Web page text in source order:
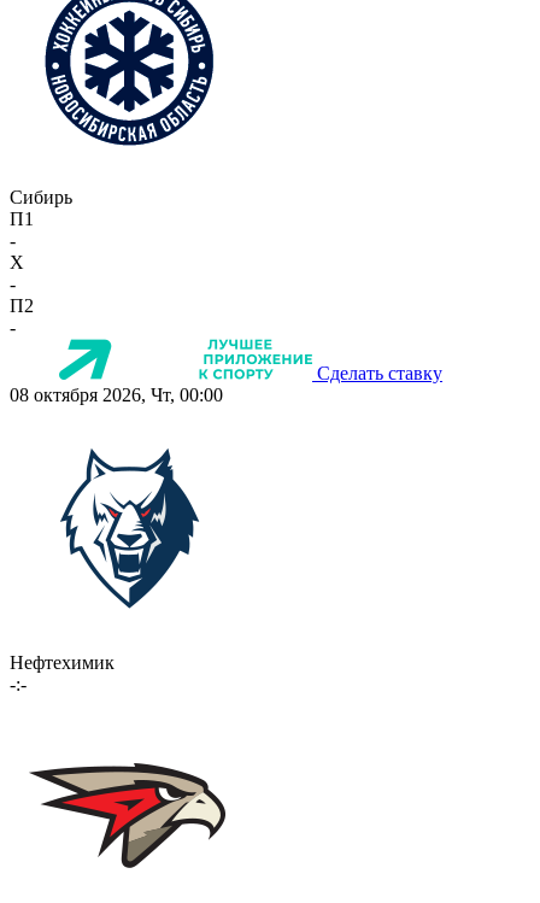
Сибирь
П1
-
X
-
П2
-
Сделать ставку
08 октября 2026, Чт, 00:00
Нефтехимик
-:-